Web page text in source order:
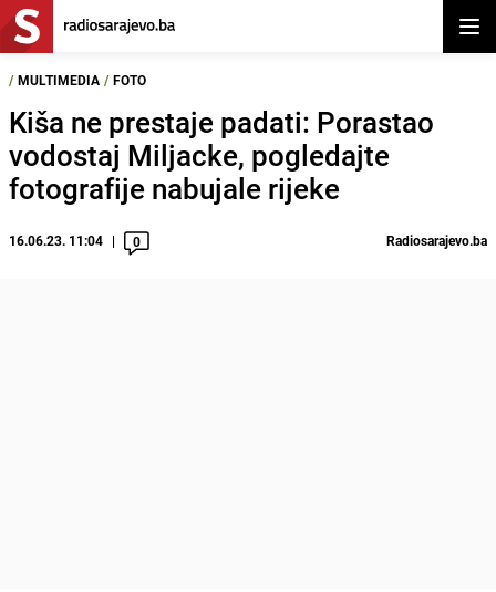
/ MULTIMEDIA / FOTO
Kiša ne prestaje padati: Porastao
vodostaj Miljacke, pogledajte
fotografije nabujale rijeke
16.06.23. 11:04 0 Radiosarajevo.ba